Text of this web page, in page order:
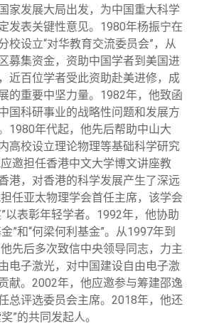
家发展大局出发，为中国重大科学
发表关键性意见。1980年杨振宁在
校设立“对华教育交流委员会”，从
募集资金，资助中国学者到美国进
近百位学者受此资助赴美进修，成
的重要中坚力量。1982年，他致函
国科研事业的战略性问题和发展方
1980年代起，他先后帮助中山大
高校设立理论物理等基础科学研究
邀担任香港中文大学博文讲座教
港，对香港的科学发展产生了深远
任亚太物理学会首任主席，该学会
以表彰年轻学者。1992年，他协助
”和“何梁何利基金”。从1997年到
先后多次致信中央领导同志，力主
电子激光，对中国建设自由电子激
献。2002年，他应邀参与筹建邵逸
总评选委员会主席。2018年，他还
”的共同发起人。